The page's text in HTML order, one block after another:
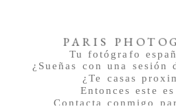
Tu fotógrafo
¿Sueñas con una sesión
¿Te casas
Entonces este
Contacta conmigo
PARIS